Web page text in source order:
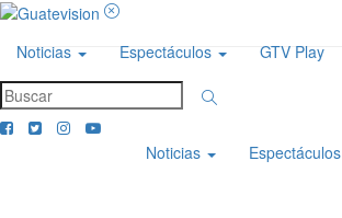
Noticias Espectáculos GTV Play
Noticias Espectáculos